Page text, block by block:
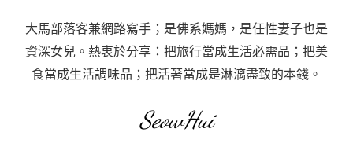
大馬部落客兼網路寫手；是佛系媽媽，是任性妻子也是
資深女兒。熱衷於分享：把旅行當成生活必需品；把美
食當成生活調味品；把活著當成是淋漓盡致的本錢。
SeowHui